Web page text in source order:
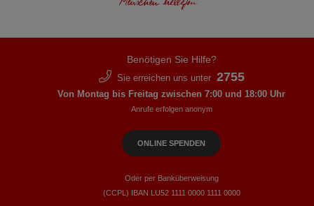
Benötigen Sie Hilfe?
Sie erreichen uns unter 2755
Von Montag bis Freitag zwischen 7:00 und 18:00 Uhr
Anrufe erfolgen anonym
ONLINE SPENDEN
Oder per Banküberweisung
(CCPL) IBAN LU52​ 1111​ 0000​ 1111​ 0000